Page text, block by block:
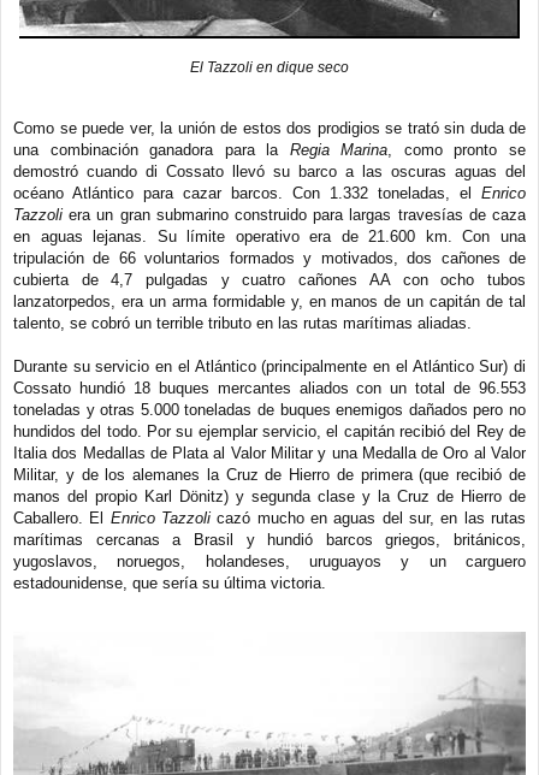
El Tazzoli en dique seco
Como se puede ver, la unión de estos dos prodigios se trató sin duda de
una combinación ganadora para la Regia Marina, como pronto se
demostró cuando di Cossato llevó su barco a las oscuras aguas del
océano Atlántico para cazar barcos. Con 1.332 toneladas, el Enrico
Tazzoli era un gran submarino construido para largas travesías de caza
en aguas lejanas. Su límite operativo era de 21.600 km. Con una
tripulación de 66 voluntarios formados y motivados, dos cañones de
cubierta de 4,7 pulgadas y cuatro cañones AA con ocho tubos
lanzatorpedos, era un arma formidable y, en manos de un capitán de tal
talento, se cobró un terrible tributo en las rutas marítimas aliadas.
Durante su servicio en el Atlántico (principalmente en el Atlántico Sur) di
Cossato hundió 18 buques mercantes aliados con un total de 96.553
toneladas y otras 5.000 toneladas de buques enemigos dañados pero no
hundidos del todo. Por su ejemplar servicio, el capitán recibió del Rey de
Italia dos Medallas de Plata al Valor Militar y una Medalla de Oro al Valor
Militar, y de los alemanes la Cruz de Hierro de primera (que recibió de
manos del propio Karl Dönitz) y segunda clase y la Cruz de Hierro de
Caballero. El Enrico Tazzoli cazó mucho en aguas del sur, en las rutas
marítimas cercanas a Brasil y hundió barcos griegos, británicos,
yugoslavos, noruegos, holandeses, uruguayos y un carguero
estadounidense, que sería su última victoria.